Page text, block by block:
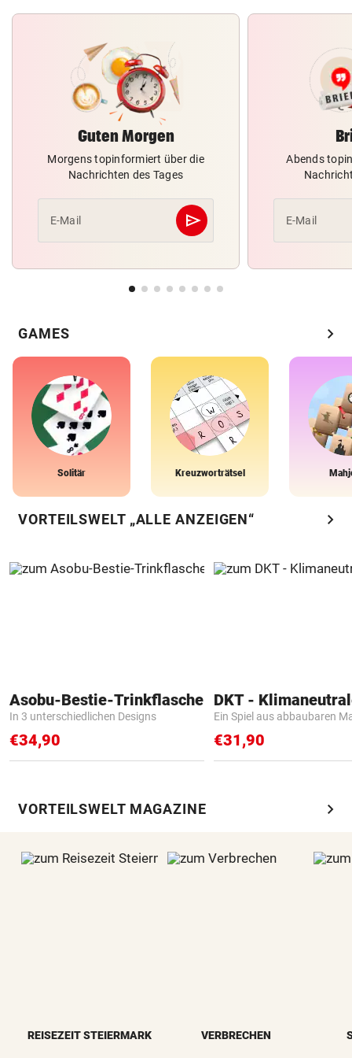
Guten Morgen
Morgens topinformiert über die
Nachrichten des Tages
E-Mail send
Abschicken
Abends
E-Mail
GAMES chevron_right
Solitär Kreuzworträtsel
VORTEILSWELT „ALLE ANZEIGEN“ chevron_right
Asobu-Bestie-Trinkflasche
In 3 unterschiedlichen Designs
€34,90
Ein Spiel aus abbaubaren
€31,90
VORTEILSWELT MAGAZINE chevron_right
REISEZEIT STEIERMARK VERBRECHEN